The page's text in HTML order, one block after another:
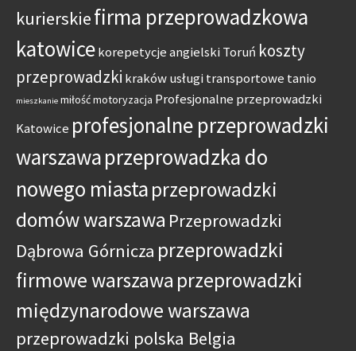
kurierskiefirma przeprowadzkowa
katowicekorepetycje angielski Toruń koszty
przeprowadzki kraków usługi transportowe tanio
mieszkanie miłośćmotoryzacja Profesjonalne przeprowadzki
Katowice profesjonalne przeprowadzki
warszawaprzeprowadzka do
nowego miastaprzeprowadzki
domów warszawa Przeprowadzki
Dąbrowa Górnicza przeprowadzki
firmowe warszawa przeprowadzki
międzynarodowe warszawa
przeprowadzki polska Belgia